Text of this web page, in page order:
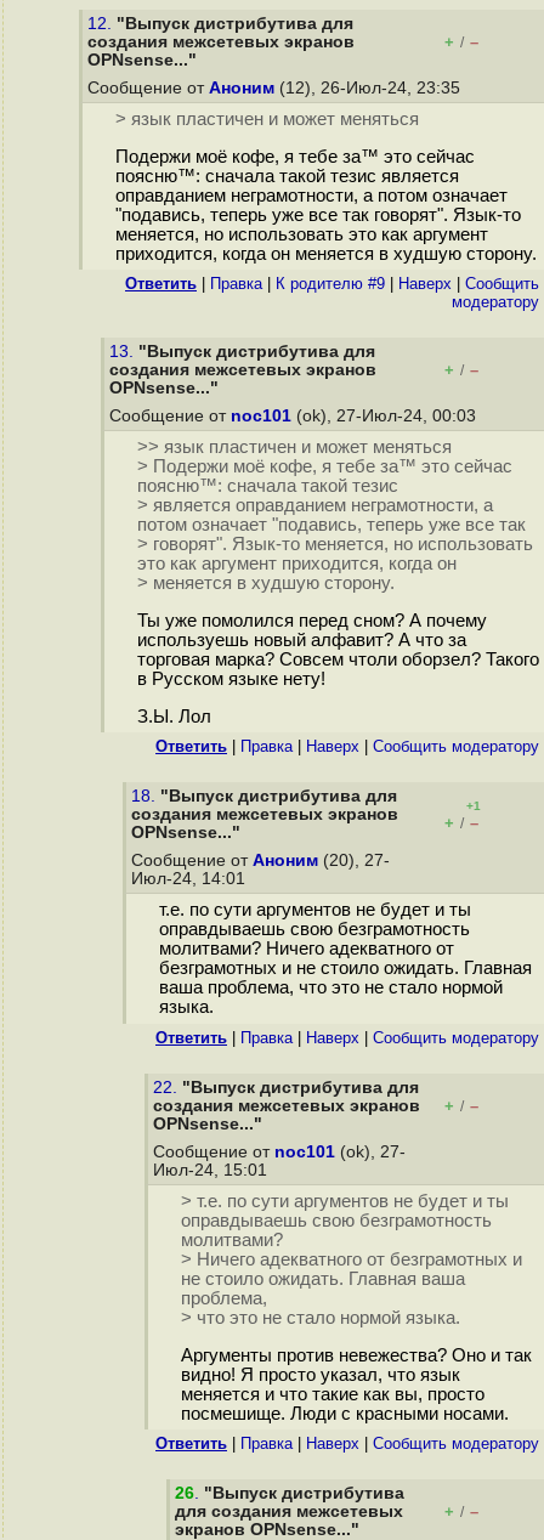
12. "Выпуск дистрибутива для
создания межсетевых экранов
OPNsense..."
+ / –
Сообщение от Аноним (12), 26-Июл-24, 23:35
> язык пластичен и может меняться
Подержи моё кофе, я тебе за™ это сейчас
поясню™: сначала такой тезис является
оправданием неграмотности, а потом означает
"подавись, теперь уже все так говорят". Язык-то
меняется, но использовать это как аргумент
приходится, когда он меняется в худшую сторону.
Ответить Правка| К родителю #9 Наверх
Cообщить
модератору
13. "Выпуск дистрибутива для
создания межсетевых экранов
OPNsense..."
+ / –
Сообщение от noc101 (ok), 27-Июл-24, 00:03
>> язык пластичен и может меняться
> Подержи моё кофе, я тебе за™ это сейчас
поясню™: сначала такой тезис
> является оправданием неграмотности, а
потом означает "подавись, теперь уже все так
> говорят". Язык-то меняется, но использовать
это как аргумент приходится, когда он
> меняется в худшую сторону.
Ты уже помолился перед сном? А почему
используешь новый алфавит? А что за
торговая марка? Совсем чтоли оборзел? Такого
в Русском языке нету!
З.Ы. Лол
Ответить Правка| Наверх Cообщить модератору
18. "Выпуск дистрибутива для
создания межсетевых экранов
OPNsense..."
+1
+ / –
Сообщение от Аноним (20), 27-
Июл-24, 14:01
т.е. по сути аргументов не будет и ты
оправдываешь свою безграмотность
молитвами? Ничего адекватного от
безграмотных и не стоило ожидать. Главная
ваша проблема, что это не стало нормой
языка.
Ответить Правка| Наверх Cообщить модератору
22. "Выпуск дистрибутива для
создания межсетевых экранов
OPNsense..."
+ / –
Сообщение от noc101 (ok), 27-
Июл-24, 15:01
> т.е. по сути аргументов не будет и ты
оправдываешь свою безграмотность
молитвами?
> Ничего адекватного от безграмотных и
не стоило ожидать. Главная ваша
проблема,
> что это не стало нормой языка.
Аргументы против невежества? Оно и так
видно! Я просто указал, что язык
меняется и что такие как вы, просто
посмешище. Люди с красными носами.
Ответить Правка| Наверх Cообщить модератору
26. "Выпуск дистрибутива
для создания межсетевых
экранов OPNsense..."
+ / –